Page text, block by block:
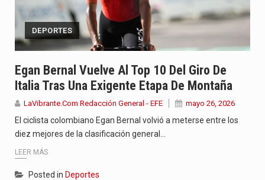
DEPORTES
Egan Bernal Vuelve Al Top 10 Del Giro De
Italia Tras Una Exigente Etapa De Montaña
LaVibrante.Com Redacción General - EFE mayo 26, 2026
El ciclista colombiano Egan Bernal volvió a meterse entre los
diez mejores de la clasificación general…
LEER MÁS
Posted in Deportes